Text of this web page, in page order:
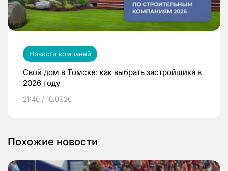
Новости компаний
Свой дом в Томске: как выбрать застройщика в
2026 году
21:40 / 10.07.26
Похожие новости